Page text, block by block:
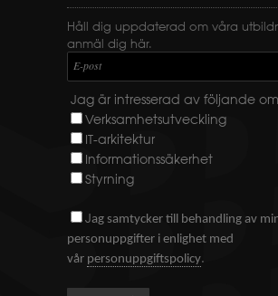
Håll dig uppdaterad om våra
anmäl dig här.
E-post
Jag är intresserad av följande
Verksamhetsutveckling
IT-arkitektur
Informationssäkerhet
Styrning
Jag samtycker till behandling av
personuppgifter i enlighet med
vår personuppgiftspolicy.